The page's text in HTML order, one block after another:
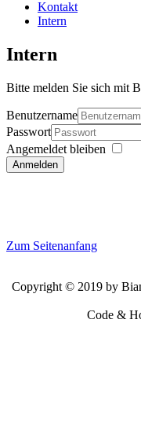
Kontakt
Intern
Intern
Bitte melden Sie sich mit
Benutzername
Passwort
Angemeldet bleiben
Anmelden
Zum Seitenanfang
Copyright © 2019 by
Code &